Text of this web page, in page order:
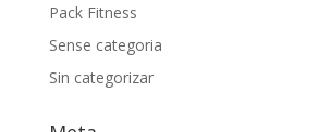
Pack Fitness
Sense categoria
Sin categorizar